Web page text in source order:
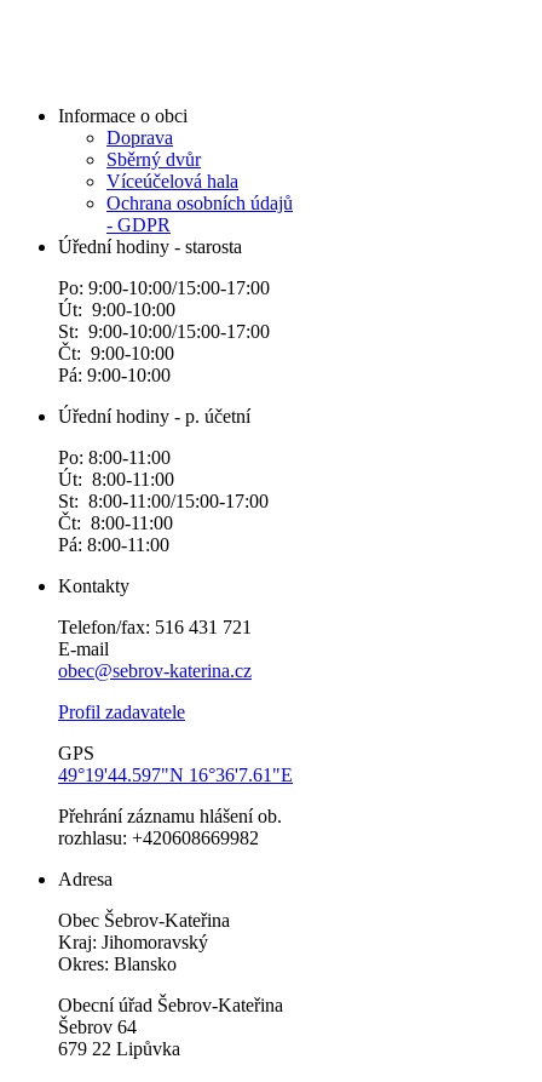
Informace o obci
Doprava
Sběrný dvůr
Víceúčelová hala
Ochrana osobních údajů
- GDPR
Úřední hodiny - starosta
Po: 9:00-10:00/15:00-17:00
Út: 9:00-10:00
St: 9:00-10:00/15:00-17:00
Čt: 9:00-10:00
Pá: 9:00-10:00
Úřední hodiny - p. účetní
Po: 8:00-11:00
Út: 8:00-11:00
St: 8:00-11:00/15:00-17:00
Čt: 8:00-11:00
Pá: 8:00-11:00
Kontakty
Telefon/fax: 516 431 721
E-mail
obec@sebrov-katerina.cz
Profil zadavatele
GPS
49°19'44.597"N 16°36'7.61"E
Přehrání záznamu hlášení ob.
rozhlasu: +420608669982
Adresa
Obec Šebrov-Kateřina
Kraj: Jihomoravský
Okres: Blansko
Obecní úřad Šebrov-Kateřina
Šebrov 64
679 22 Lipůvka